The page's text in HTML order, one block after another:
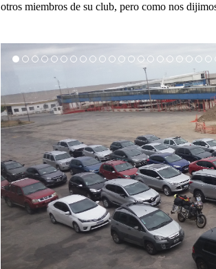
otros miembros de su club, pero como nos